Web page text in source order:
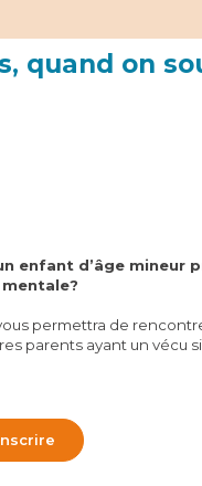
quand on
enfant d’âge mineur
permettra de
parents ayant un vécu